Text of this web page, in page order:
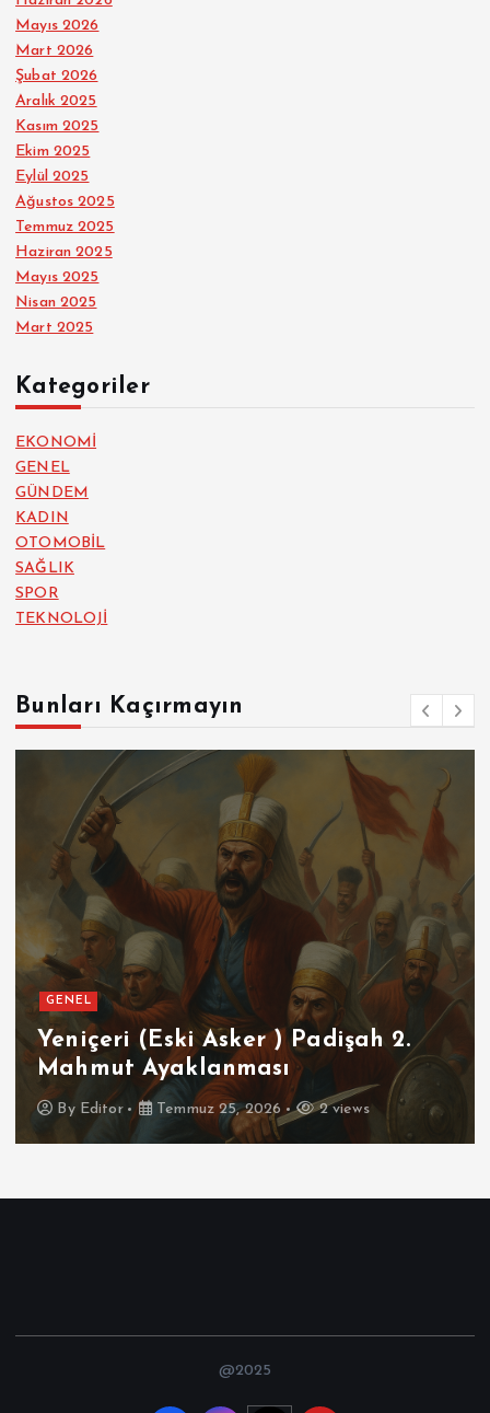
Mayıs 2026
Mart 2026
Şubat 2026
Aralık 2025
Kasım 2025
Ekim 2025
Eylül 2025
Ağustos 2025
Temmuz 2025
Haziran 2025
Mayıs 2025
Nisan 2025
Mart 2025
Kategoriler
EKONOMİ
GENEL
GÜNDEM
KADIN
OTOMOBİL
SAĞLIK
SPOR
TEKNOLOJİ
Bunları Kaçırmayın
GENEL
Yeniçeri (Eski Asker ) Padişah 2.
Mahmut Ayaklanması
ByEditor Temmuz 25, 2026 2 views
@2025